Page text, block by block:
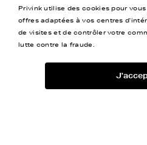
Privink utilise des cookies pour
offres adaptées à vos centres
de visites et de contrôler votre
lutte contre la fraude.